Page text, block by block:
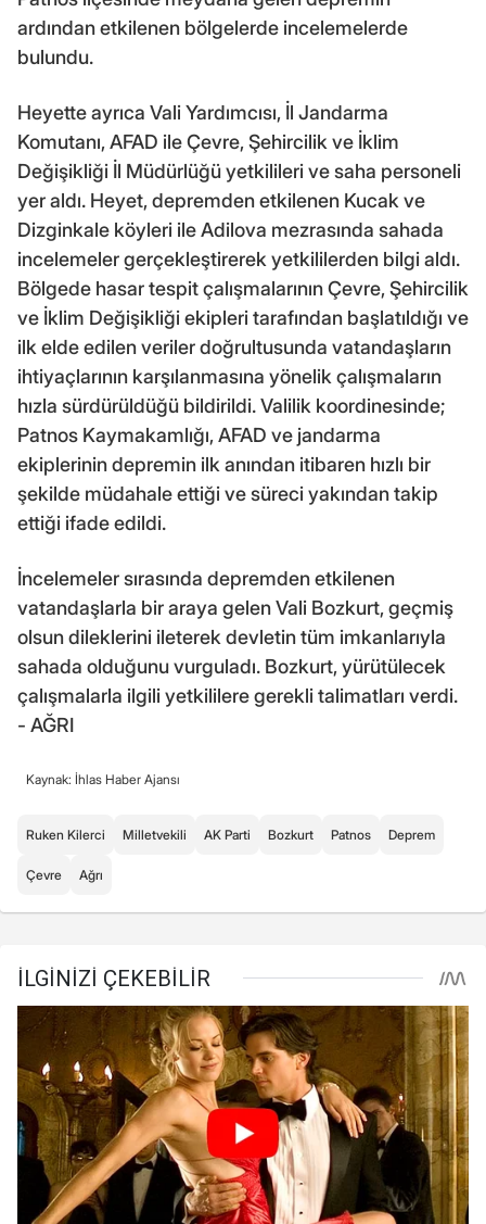
ardından etkilenen bölgelerde incelemelerde
bulundu.
Heyette ayrıca Vali Yardımcısı, İl Jandarma
Komutanı, AFAD ile Çevre, Şehircilik ve İklim
Değişikliği İl Müdürlüğü yetkilileri ve saha personeli
yer aldı. Heyet, depremden etkilenen Kucak ve
Dizginkale köyleri ile Adilova mezrasında sahada
incelemeler gerçekleştirerek yetkililerden bilgi aldı.
Bölgede hasar tespit çalışmalarının Çevre, Şehircilik
ve İklim Değişikliği ekipleri tarafından başlatıldığı ve
ilk elde edilen veriler doğrultusunda vatandaşların
ihtiyaçlarının karşılanmasına yönelik çalışmaların
hızla sürdürüldüğü bildirildi. Valilik koordinesinde;
Patnos Kaymakamlığı, AFAD ve jandarma
ekiplerinin depremin ilk anından itibaren hızlı bir
şekilde müdahale ettiği ve süreci yakından takip
ettiği ifade edildi.
İncelemeler sırasında depremden etkilenen
vatandaşlarla bir araya gelen Vali Bozkurt, geçmiş
olsun dileklerini ileterek devletin tüm imkanlarıyla
sahada olduğunu vurguladı. Bozkurt, yürütülecek
çalışmalarla ilgili yetkililere gerekli talimatları verdi.
- AĞRI
Kaynak: İhlas Haber Ajansı
Ruken Kilerci Milletvekili AK Parti Bozkurt Patnos Deprem
Çevre Ağrı